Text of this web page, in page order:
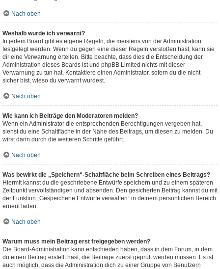
Nach oben
Weshalb wurde ich verwarnt?
In jedem Board gibt es eigene Regeln, die meistens von der Administration
festgelegt werden. Wenn du gegen eine dieser Regeln verstoßen hast, kann sie
dir eine Verwarnung erteilen. Bitte beachte, dass dies die Entscheidung der
Administration dieses Boards ist und phpBB Limited nichts mit dieser
Verwarnung zu tun hat. Kontaktiere einen Administrator, sofern du die nicht
sicher bist, wieso du verwarnt wurdest.
Nach oben
Wie kann ich Beiträge den Moderatoren melden?
Wenn ein Administrator die entsprechenden Berechtigungen vergeben hat,
siehst du eine Schaltfläche in der Nähe des Beitrags, um diesen zu melden. Du
wirst dann durch die weiteren Schritte geführt.
Nach oben
Was bewirkt die „Speichern“-Schaltfläche beim Schreiben eines Beitrags?
Hiermit kannst du die geschriebene Entwürfe speichern und zu einem späteren
Zeitpunkt vervollständigen und absenden. Den gesicherten Beitrag kannst du mit
der Funktion „Gespeicherte Entwürfe verwalten“ in deinem persönlichen Bereich
erneut laden.
Nach oben
Warum muss mein Beitrag erst freigegeben werden?
Die Board-Administration kann entschieden haben, dass in dem Forum, in dem
du einen Beitrag erstellt hast, die Beiträge zuerst geprüft werden müssen. Es ist
auch möglich, dass die Administration dich zu einer Gruppe von Benutzern